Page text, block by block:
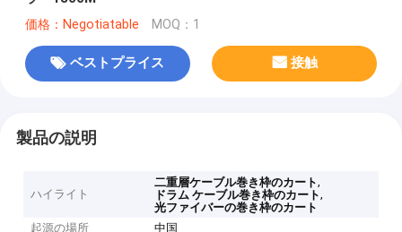
価格：Negotiatable MOQ：1
ベストプライス 接触
製品の説明
ハイライト
二重層ケーブル巻き枠のカート,
ドラム ケーブル巻き枠のカート,
光ファイバーの巻き枠のカート
起源の場所
中国